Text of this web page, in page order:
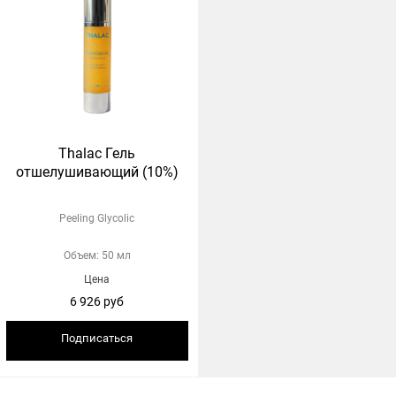
Thalac Гель
отшелушивающий (10%)
Peeling Glycolic
Объем: 50 мл
Цена
6 926 руб
Подписаться